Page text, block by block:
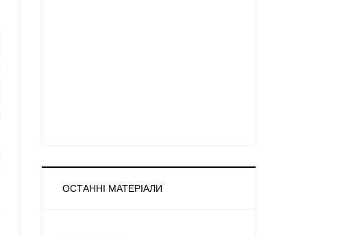
ОСТАННІ МАТЕРІАЛИ